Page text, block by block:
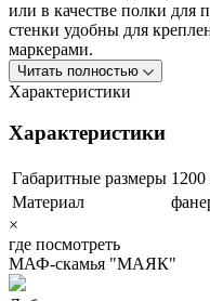
или в качестве полки для
стенки удобны для
маркерами.
Читать полностью
Характеристики
Характеристики
Габаритные размеры
Материал
×
где посмотреть
МАФ-скамья "МАЯК"